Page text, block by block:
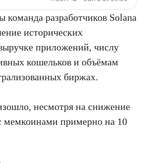
команда разработчиков Solana
исторических
приложений, числу
кошельков и объёмам
биржах.
несмотря на снижение
мемкоинами примерно на 10